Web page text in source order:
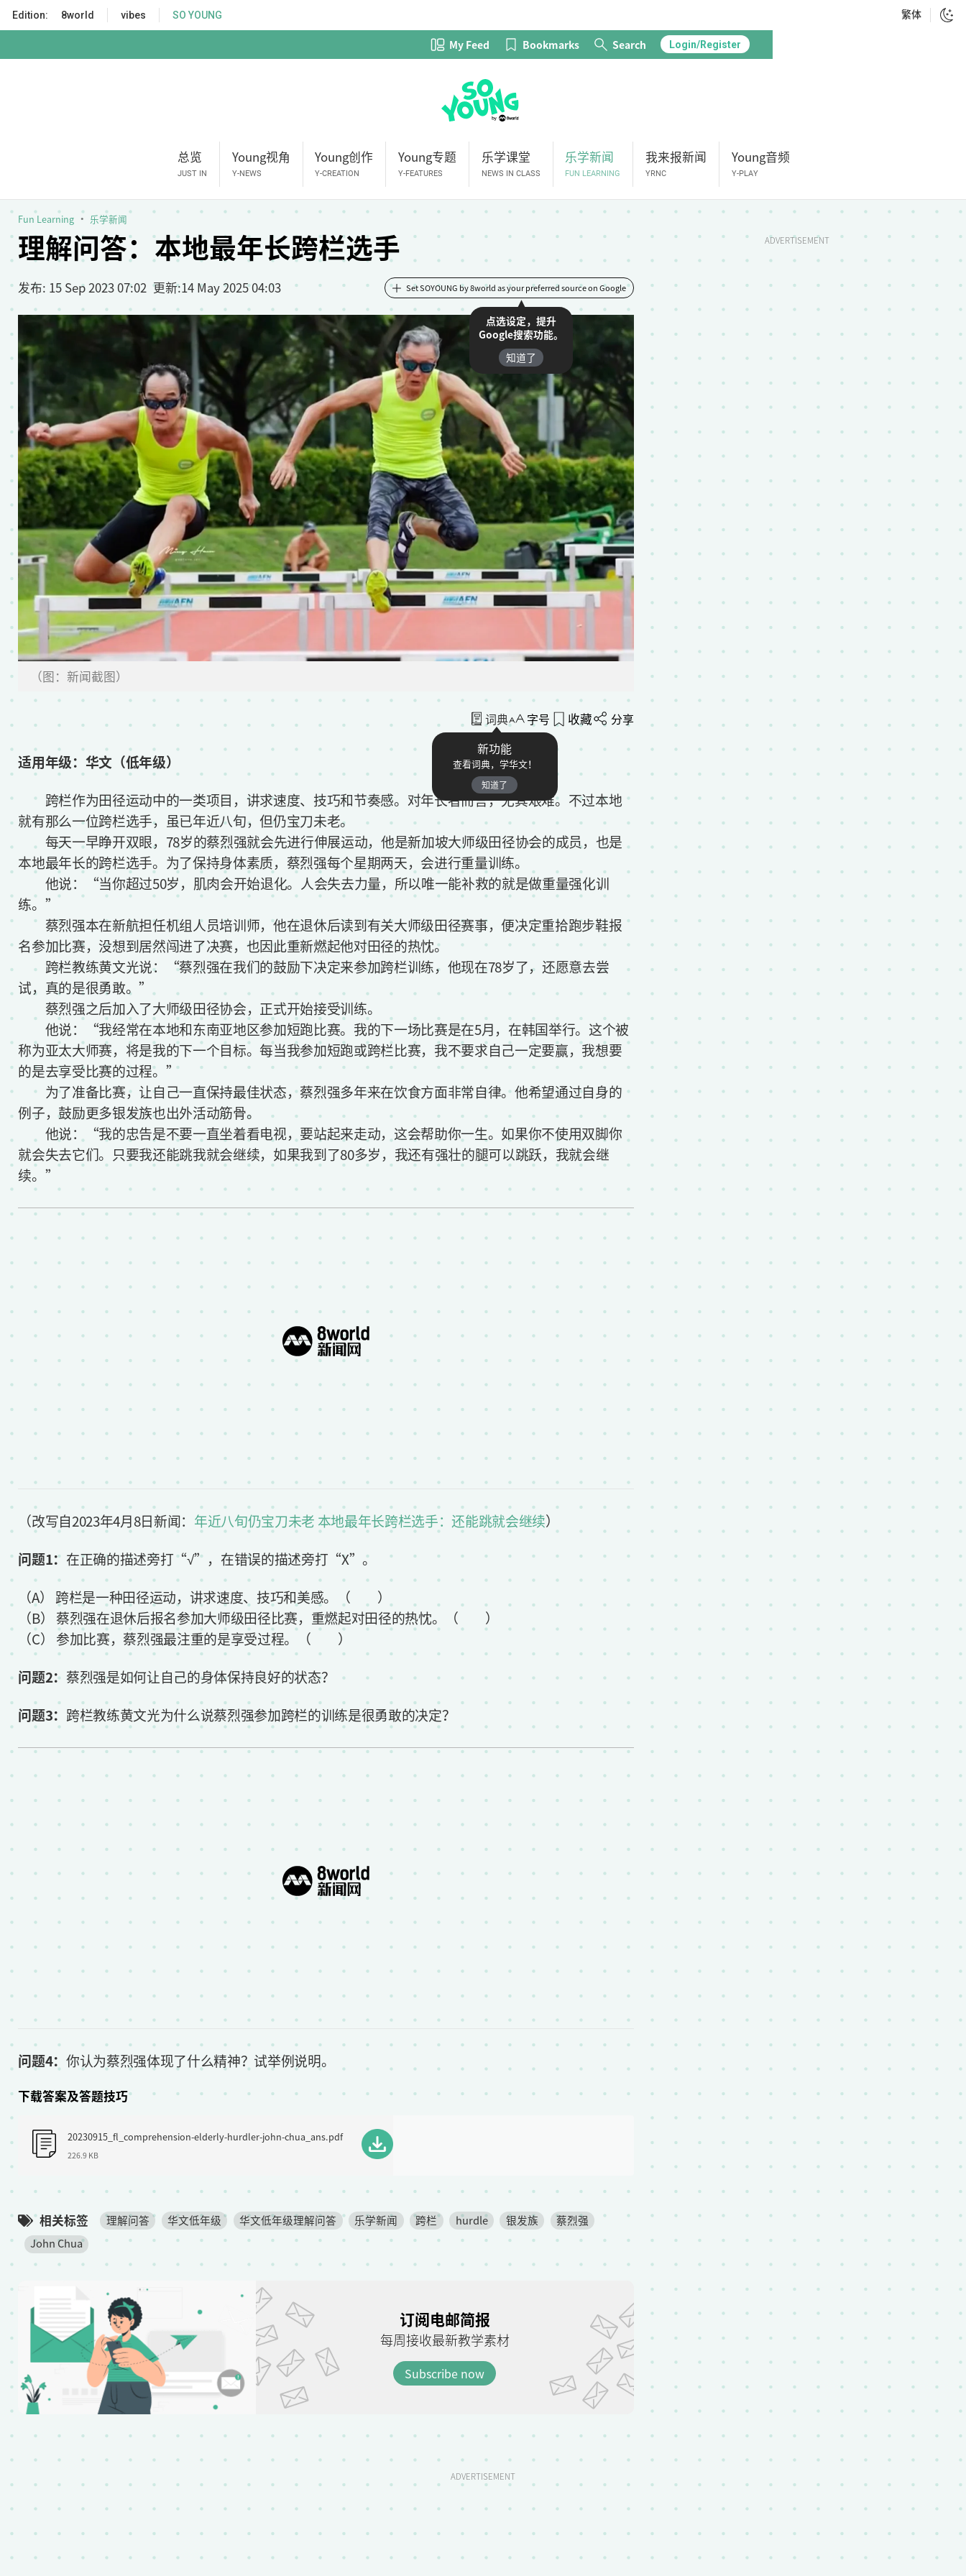
p
Edition: 8world vibes SO YOUNG 繁体
My Feed Bookmarks Search Login/Register
总览
JUST IN
Young视角
Y-NEWS
Young创作
Y-CREATION
Young专题
Y-FEATURES
乐学课堂
NEWS IN CLASS
乐学新闻
FUN LEARNING
我来报新闻
YRNC
Young音频
Y-PLAY
理解问答：本地最年长跨栏选手
Fun Learning 乐学新闻
发布: 15 Sep 2023 07:02 更新:14 May 2025 04:03 Set SOYOUNG by 8world as your preferred source on Google
点选设定，提升
Google搜索功能。
知道了
（图：新闻截图）
词典
新功能
查看词典，学华文！
知道了
字号 收藏 分享
适用年级：华文（低年级）
跨栏作为田径运动中的一类项目，讲求速度、技巧和节奏感。对年长者而言，尤其艰难。不过本地
就有那么一位跨栏选手，虽已年近八旬，但仍宝刀未老。
每天一早睁开双眼，78岁的蔡烈强就会先进行伸展运动，他是新加坡大师级田径协会的成员，也是
本地最年长的跨栏选手。为了保持身体素质，蔡烈强每个星期两天，会进行重量训练。
他说：“当你超过50岁，肌肉会开始退化。人会失去力量，所以唯一能补救的就是做重量强化训
练。”
蔡烈强本在新航担任机组人员培训师，他在退休后读到有关大师级田径赛事，便决定重拾跑步鞋报
名参加比赛，没想到居然闯进了决赛，也因此重新燃起他对田径的热忱。
跨栏教练黄文光说：“蔡烈强在我们的鼓励下决定来参加跨栏训练，他现在78岁了，还愿意去尝
试，真的是很勇敢。”
蔡烈强之后加入了大师级田径协会，正式开始接受训练。
他说：“我经常在本地和东南亚地区参加短跑比赛。我的下一场比赛是在5月，在韩国举行。这个被
称为亚太大师赛，将是我的下一个目标。每当我参加短跑或跨栏比赛，我不要求自己一定要赢，我想要
的是去享受比赛的过程。”
为了准备比赛，让自己一直保持最佳状态，蔡烈强多年来在饮食方面非常自律。他希望通过自身的
例子，鼓励更多银发族也出外活动筋骨。
他说：“我的忠告是不要一直坐着看电视，要站起来走动，这会帮助你一生。如果你不使用双脚你
就会失去它们。只要我还能跳我就会继续，如果我到了80多岁，我还有强壮的腿可以跳跃，我就会继
续。”
（改写自2023年4月8日新闻： 年近八旬仍宝刀未老 本地最年长跨栏选手：还能跳就会继续）
问题1： 在正确的描述旁打“√”，在错误的描述旁打“X”。
（A） 跨栏是一种田径运动，讲求速度、技巧和美感。（ ）
（B） 蔡烈强在退休后报名参加大师级田径比赛，重燃起对田径的热忱。（ ）
（C） 参加比赛，蔡烈强最注重的是享受过程。（ ）
问题2： 蔡烈强是如何让自己的身体保持良好的状态？
问题3： 跨栏教练黄文光为什么说蔡烈强参加跨栏的训练是很勇敢的决定？
问题4： 你认为蔡烈强体现了什么精神？试举例说明。
下载答案及答题技巧
20230915_fl_comprehension-elderly-hurdler-john-chua_ans.pdf
226.9 KB
相关标签 理解问答 华文低年级 华文低年级理解问答 乐学新闻 跨栏 hurdle 银发族
蔡烈强
John Chua
订阅电邮简报
每周接收最新教学素材
Subscribe now
ADVERTISEMENT
ADVERTISEMENT